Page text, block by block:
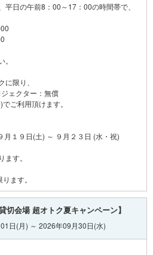
日の午前8：00～17：00の時間帯で、
限り、
ェクター：無償
ご利用頂けます。
月１９日(土) ～ ９月２３日 (水・祝)
す。
切会場 超オトク夏キャンペーン】
日(月) ～ 2026年09月30日(水)